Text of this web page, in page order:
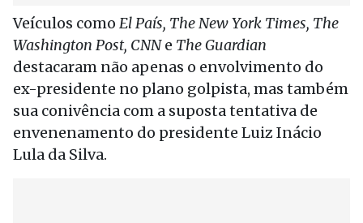
Veículos como El País, The New York Times, The
Washington Post, CNNe The Guardian
destacaram não apenas o envolvimento do
ex-presidente no plano golpista, mas também
sua conivência com a suposta tentativa de
envenenamento do presidente Luiz Inácio
Lula da Silva.